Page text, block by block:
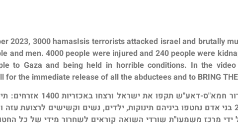
2023, 3000 hamasIsis terrorists attacked israel and brutally
and men.4000 people were injured and 240 people were
to Gaza and being held in horrible conditions. In the
for the immediate release of all the abductees and to BRING
ב-7 באוקטובר 2023, אלפי מחבלים של ארגון הטרור
נשים, קשישים וגברים. 4000 בני אדם נפצעו ו-240 בני אדם נחטפו ביניהם תינוקות, ילדים, נשים וקשישים
ידי מרכז משמעו"ת שורדי השואה קוראים לשחרור מידי של כל